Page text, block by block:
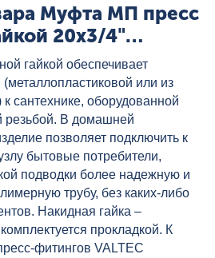
Муфта МП пресс
20x3/4"
гайкой обеспечивает
или из
сантехнике, оборудованной
резьбой. В домашней
позволяет подключить к
бытовые потребители,
подводки более надежную и
трубу, без каких-либо
Накидная гайка –
прокладкой. К
фитингов VALTEC